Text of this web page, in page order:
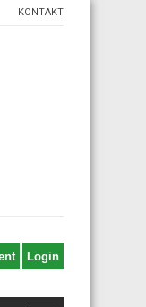
KONTAKT